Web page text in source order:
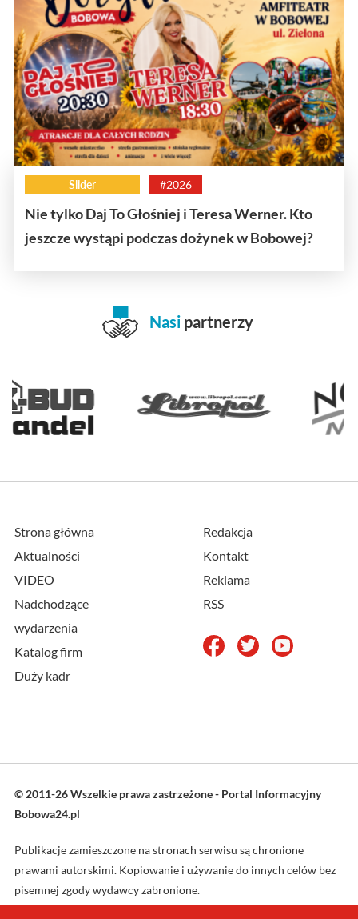
Slider #2026
Nie tylko Daj To Głośniej i Teresa Werner. Kto
jeszcze wystąpi podczas dożynek w Bobowej?
Nasi partnerzy
Strona główna
Aktualności
VIDEO
Nadchodzące
wydarzenia
Katalog firm
Duży kadr
Redakcja
Kontakt
Reklama
RSS
© 2011-26 Wszelkie prawa zastrzeżone - Portal Informacyjny
Bobowa24.pl
Publikacje zamieszczone na stronach serwisu są chronione
prawami autorskimi. Kopiowanie i używanie do innych celów bez
pisemnej zgody wydawcy zabronione.